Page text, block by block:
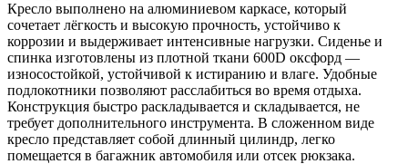
Кресло выполнено на алюминиевом каркасе, который
сочетает лёгкость и высокую прочность, устойчиво к
коррозии и выдерживает интенсивные нагрузки. Сиденье и
спинка изготовлены из плотной ткани 600D оксфорд —
износостойкой, устойчивой к истиранию и влаге. Удобные
подлокотники позволяют расслабиться во время отдыха.
Конструкция быстро раскладывается и складывается, не
требует дополнительного инструмента. В сложенном виде
кресло представляет собой длинный цилиндр, легко
помещается в багажник автомобиля или отсек рюкзака.